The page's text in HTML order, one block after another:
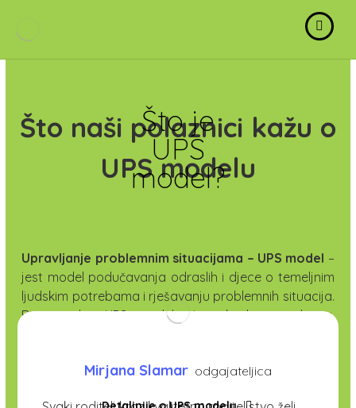
Što je
UPS
model?
Upravljanje problemnim situacijama – UPS model –
jest model podučavanja odraslih i djece o temeljnim
ljudskim potrebama i rješavanju problemnih situacija.
Bit i svrha UPS modela jest kvaliteta odnosa,
Što naši polaznici kažu o
UPS modelu
Mirjana Slamar odgajateljica